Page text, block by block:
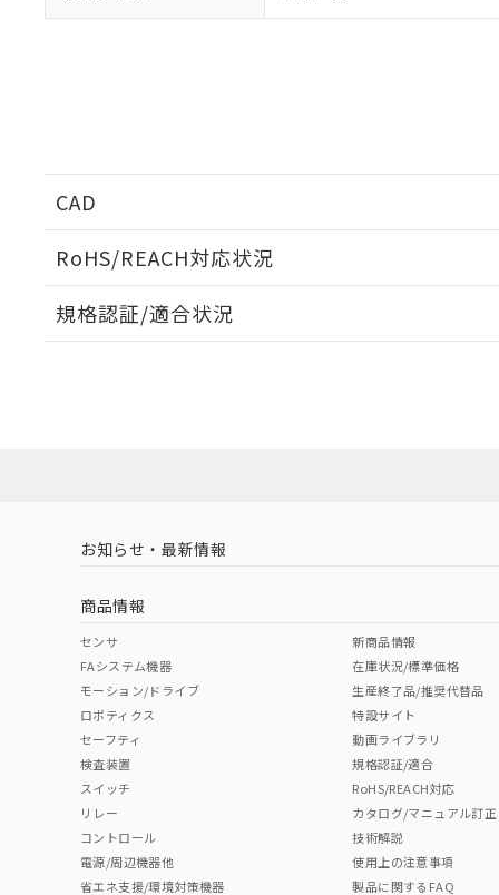
CAD
RoHS/REACH対応状況
EU RoHS 注意事項・凡例
中国 RoHS 注意事項・凡例
中国 RoHS表
Pb Hg Cr(VI)
"対応済み"や非含有の記載がされた商品であっても、流通
非含有品が必要な際は、弊社営業部門もしくは販売店へお
規格認証/適合状況
お知らせ・最新情報
商品情報
センサ
FAシステム機器
モーション/ドライブ
ロボティクス
セーフティ
検査装置
スイッチ
リレー
コントロール
電源/周辺機器他
省エネ支援/環境対策機器
新商品情報
在庫状況/標準価格
生産終了品/推奨代替品
特設サイト
動画ライブラリ
規格認証/適合
RoHS/REACH対応
カタログ/マニュアル訂正
技術解説
使用上の注意事項
製品に関するFAQ